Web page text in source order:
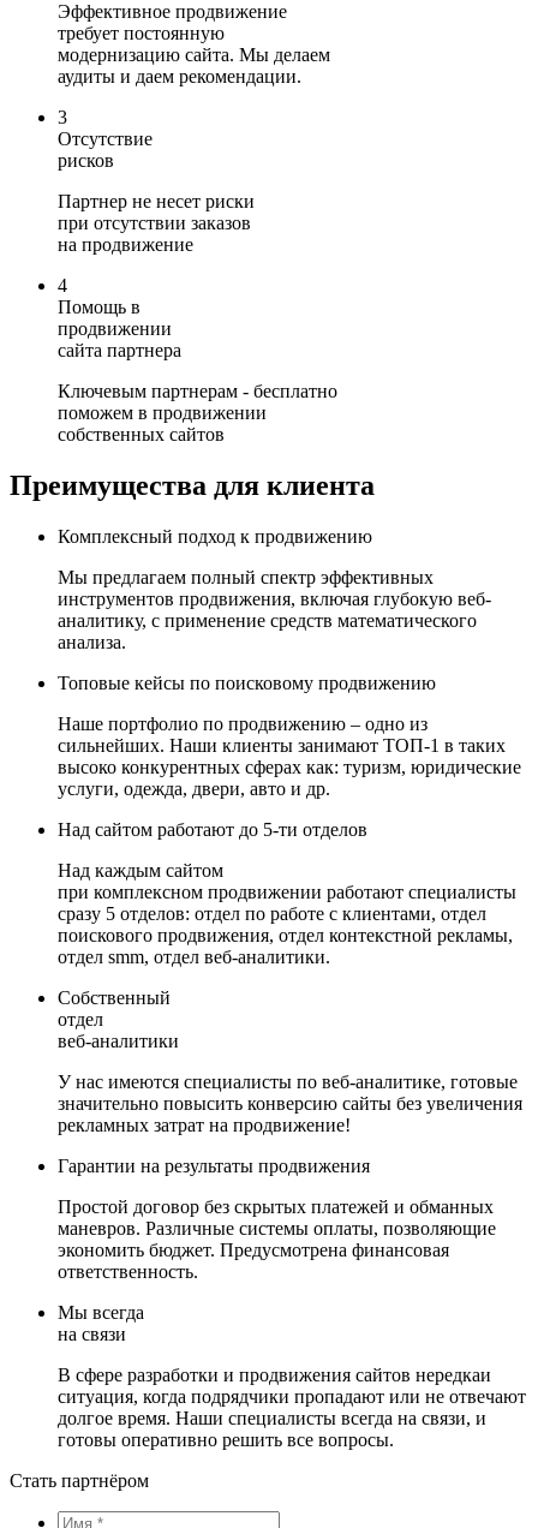
Эффективное продвижение
требует постоянную
модернизацию сайта. Мы делаем
аудиты и даем рекомендации.
3
Отсутствие
рисков
Партнер не несет риски
при отсутствии заказов
на продвижение
4
Помощь в
продвижении
сайта партнера
Ключевым партнерам - бесплатно
поможем в продвижении
собственных сайтов
Преимущества для клиента
Комплексный подход к продвижению
Мы предлагаем полный спектр эффективных
инструментов продвижения, включая глубокую веб-
аналитику, с применение средств математического
анализа.
Топовые кейсы по поисковому продвижению
Наше портфолио по продвижению – одно из
сильнейших. Наши клиенты занимают ТОП-1 в таких
высоко конкурентных сферах как: туризм, юридические
услуги, одежда, двери, авто и др.
Над сайтом работают до 5-ти отделов
Над каждым сайтом
при комплексном продвижении работают специалисты
сразу 5 отделов: отдел по работе с клиентами, отдел
поискового продвижения, отдел контекстной рекламы,
отдел smm, отдел веб-аналитики.
Собственный
отдел
веб-аналитики
У нас имеются специалисты по веб-аналитике, готовые
значительно повысить конверсию сайты без увеличения
рекламных затрат на продвижение!
Гарантии на результаты продвижения
Простой договор без скрытых платежей и обманных
маневров. Различные системы оплаты, позволяющие
экономить бюджет. Предусмотрена финансовая
ответственность.
Мы всегда
на связи
В сфере разработки и продвижения сайтов нередкaи
ситуация, когда подрядчики пропадают или не отвечают
долгое время. Наши специалисты всегда на связи, и
готовы оперативно решить все вопросы.
Стать партнёром